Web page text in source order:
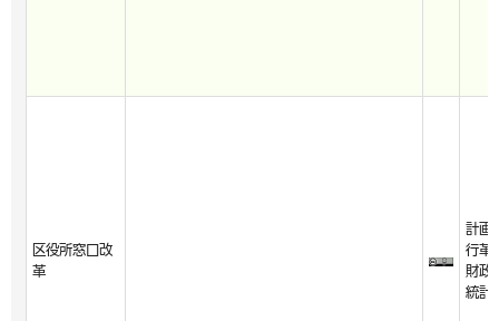
区役所窓口改
革
計画
行革
財政
統計